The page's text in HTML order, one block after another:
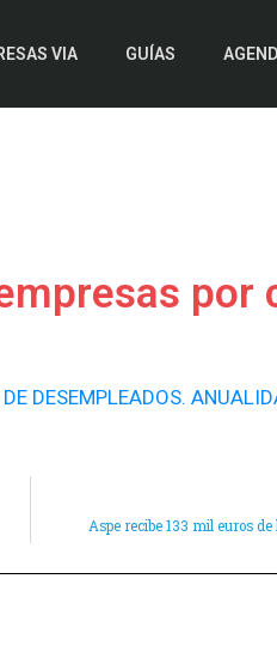
VIA GUÍAS
por
DESEMPLEADOS.
Aspe recibe 133 mil euros